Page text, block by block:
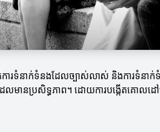
ការទំនាក់ទំនងដែលច្បាស់លាស់ និងការទំនា
ែលមានប្រសិទ្ធភាព។ ដោយការបង្កើតគោ